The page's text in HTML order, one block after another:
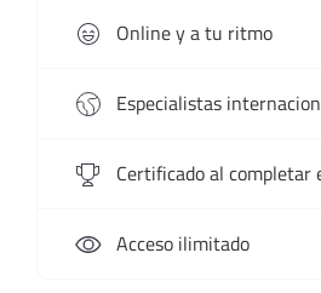
Online y a tu ritmo
Especialistas
Certificado al completar
Acceso ilimitado